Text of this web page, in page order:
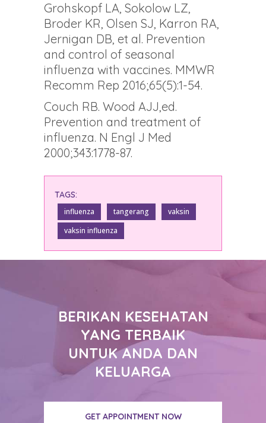
Grohskopf LA, Sokolow LZ,
Broder KR, Olsen SJ, Karron RA,
Jernigan DB, et al. Prevention
and control of seasonal
influenza with vaccines. MMWR
Recomm Rep 2016;65(5):1-54.
Couch RB. Wood AJJ,ed.
Prevention and treatment of
influenza. N Engl J Med
2000;343:1778-87.
TAGS:
influenza tangerang
vaksin
vaksin influenza
BERIKAN KESEHATAN
YANG TERBAIK
UNTUK ANDA DAN
KELUARGA
GET APPOINTMENT NOW